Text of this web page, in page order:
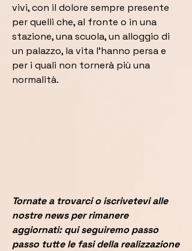
vivi, con il dolore sempre presente
per quelli che, al fronte o in una
stazione, una scuola, un alloggio di
un palazzo, la vita l'hanno persa e
per i quali non tornerà più una
normalità.
Tornate a trovarci o iscrivetevi alle
nostre news per rimanere
aggiornati: qui seguiremo passo
passo tutte le fasi della realizzazione